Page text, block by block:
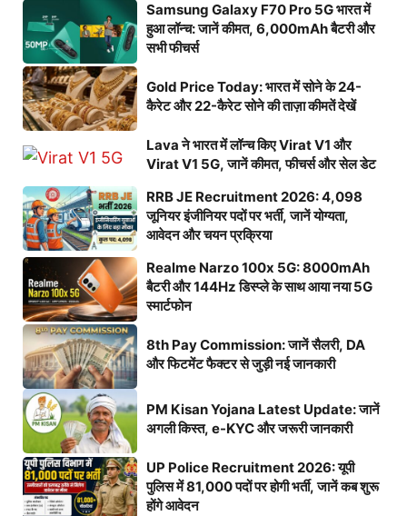
Samsung Galaxy F70 Pro 5G भारत में
हुआ लॉन्च: जानें कीमत, 6,000mAh बैटरी और
सभी फीचर्स
Gold Price Today: भारत में सोने के 24-
कैरेट और 22-कैरेट सोने की ताज़ा कीमतें देखें
Lava ने भारत में लॉन्च किए Virat V1 और
Virat V1 5G, जानें कीमत, फीचर्स और सेल डेट
RRB JE Recruitment 2026: 4,098
जूनियर इंजीनियर पदों पर भर्ती, जानें योग्यता,
आवेदन और चयन प्रक्रिया
Realme Narzo 100x 5G: 8000mAh
बैटरी और 144Hz डिस्प्ले के साथ आया नया 5G
स्मार्टफोन
8th Pay Commission: जानें सैलरी, DA
और फिटमेंट फैक्टर से जुड़ी नई जानकारी
PM Kisan Yojana Latest Update: जानें
अगली किस्त, e-KYC और जरूरी जानकारी
UP Police Recruitment 2026: यूपी
पुलिस में 81,000 पदों पर होगी भर्ती, जानें कब शुरू
होंगे आवेदन